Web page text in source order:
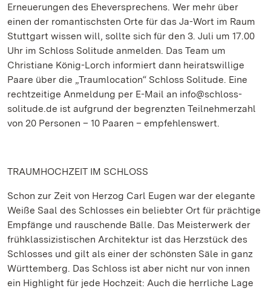
Erneuerungen des Eheversprechens. Wer mehr über
einen der romantischsten Orte für das Ja-Wort im Raum
Stuttgart wissen will, sollte sich für den 3. Juli um 17.00
Uhr im Schloss Solitude anmelden. Das Team um
Christiane König-Lorch informiert dann heiratswillige
Paare über die „Traumlocation“ Schloss Solitude. Eine
rechtzeitige Anmeldung per E-Mail an info@schloss-
solitude.de ist aufgrund der begrenzten Teilnehmerzahl
von 20 Personen – 10 Paaren – empfehlenswert.
TRAUMHOCHZEIT IM SCHLOSS
Schon zur Zeit von Herzog Carl Eugen war der elegante
Weiße Saal des Schlosses ein beliebter Ort für prächtige
Empfänge und rauschende Bälle. Das Meisterwerk der
frühklassizistischen Architektur ist das Herzstück des
Schlosses und gilt als einer der schönsten Säle in ganz
Württemberg. Das Schloss ist aber nicht nur von innen
ein Highlight für jede Hochzeit: Auch die herrliche Lage